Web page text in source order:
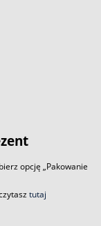
opcję „Pakowanie
tutaj